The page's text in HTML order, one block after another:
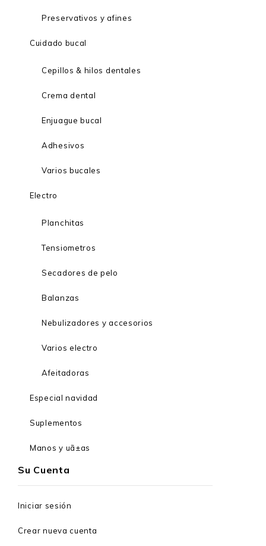
Preservativos y afines
Cuidado bucal
Cepillos & hilos dentales
Crema dental
Enjuague bucal
Adhesivos
Varios bucales
Electro
Planchitas
Tensiometros
Secadores de pelo
Balanzas
Nebulizadores y accesorios
Varios electro
Afeitadoras
Especial navidad
Suplementos
Manos y uã±as
Su Cuenta
Iniciar sesión
Crear nueva cuenta